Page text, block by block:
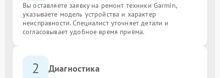
Вы оставляете заявку на ремонт техники Garmin,
указываете модель устройства и характер
неисправности. Специалист уточняет детали и
согласовывает удобное время приёма.
2 Диагностика